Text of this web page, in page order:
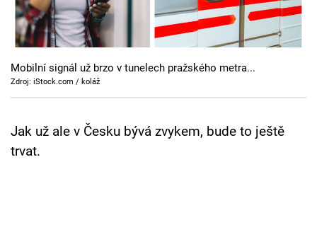
Cool Esport
Pořady
TV Program
Mobilní signál už brzo v tunelech pražského metra...
Zdroj: iStock.com / koláž
Jak už ale v Česku bývá zvykem, bude to ještě
trvat.